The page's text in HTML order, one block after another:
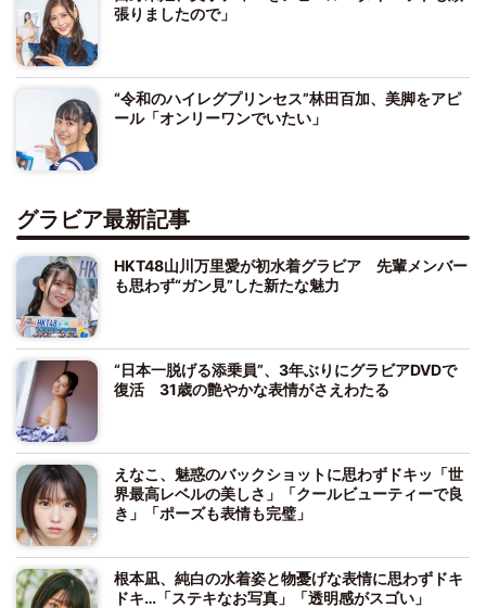
張りましたので」
“令和のハイレグプリンセス”林田百加、美脚をアピ
ール「オンリーワンでいたい」
グラビア最新記事
HKT48山川万里愛が初水着グラビア 先輩メンバー
も思わず“ガン見”した新たな魅力
“日本一脱げる添乗員”、3年ぶりにグラビアDVDで
復活 31歳の艶やかな表情がさえわたる
えなこ、魅惑のバックショットに思わずドキッ「世
界最高レベルの美しさ」「クールビューティーで良
き」「ポーズも表情も完璧」
根本凪、純白の水着姿と物憂げな表情に思わずドキ
ドキ…「ステキなお写真」「透明感がスゴい」